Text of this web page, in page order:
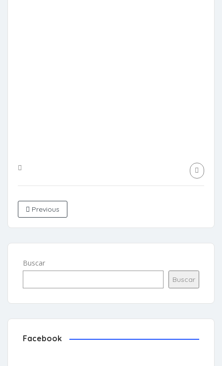
Previous
Buscar
Buscar
Facebook